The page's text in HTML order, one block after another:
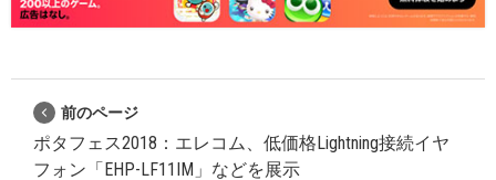
前のページ
ポタフェス2018：エレコム、低価格Lightning接続イヤ
フォン「EHP-LF11IM」などを展示